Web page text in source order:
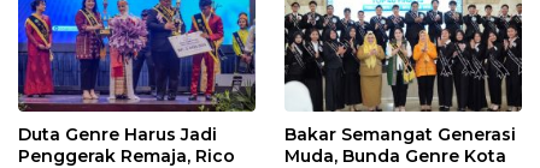
Duta Genre Harus Jadi
Penggerak Remaja, Rico
Bakar Semangat Generasi
Muda, Bunda Genre Kota